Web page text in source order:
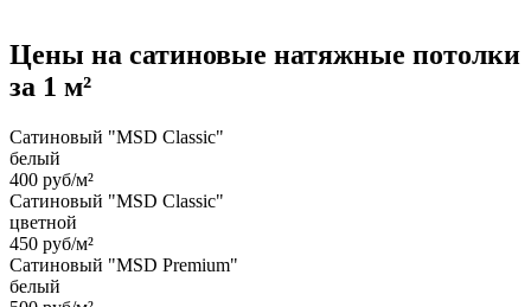
Цены на сатиновые натяжные потолки
за 1 м²
Сатиновый "MSD Classic"
белый
400 руб/м²
Сатиновый "MSD Classic"
цветной
450 руб/м²
Сатиновый "MSD Premium"
белый